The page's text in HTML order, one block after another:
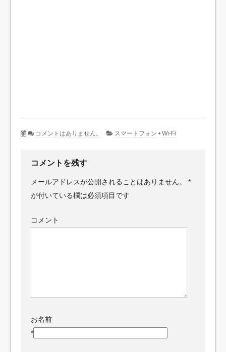
コメントはありません。 スマートフォン •Wi-Fi
コメントを残す
メールアドレスが公開されることはありません。
*
が付いている欄は必須項目です
コメント
お名前
*